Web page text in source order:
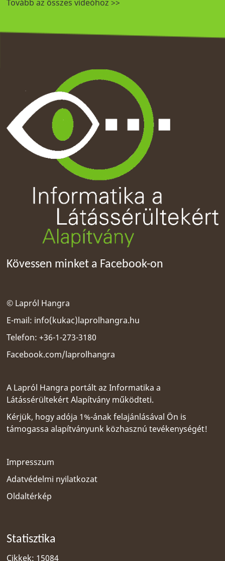
Tovább az összes videóhoz >>
Kövessen minket a Facebook-on
© Lapról Hangra
E-mail: info(kukac)laprolhangra.hu
Telefon: +36-1-273-3180
Facebook.com/laprolhangra
A Lapról Hangra portált azInformatika a
Látássérültekért Alapítvány működteti.
Kérjük, hogy adója 1%-ának felajánlásával Ön is
támogassa alapítványunk közhasznú tevékenységét!
Impresszum
Adatvédelmi nyilatkozat
Oldaltérkép
Statisztika
Cikkek: 15084